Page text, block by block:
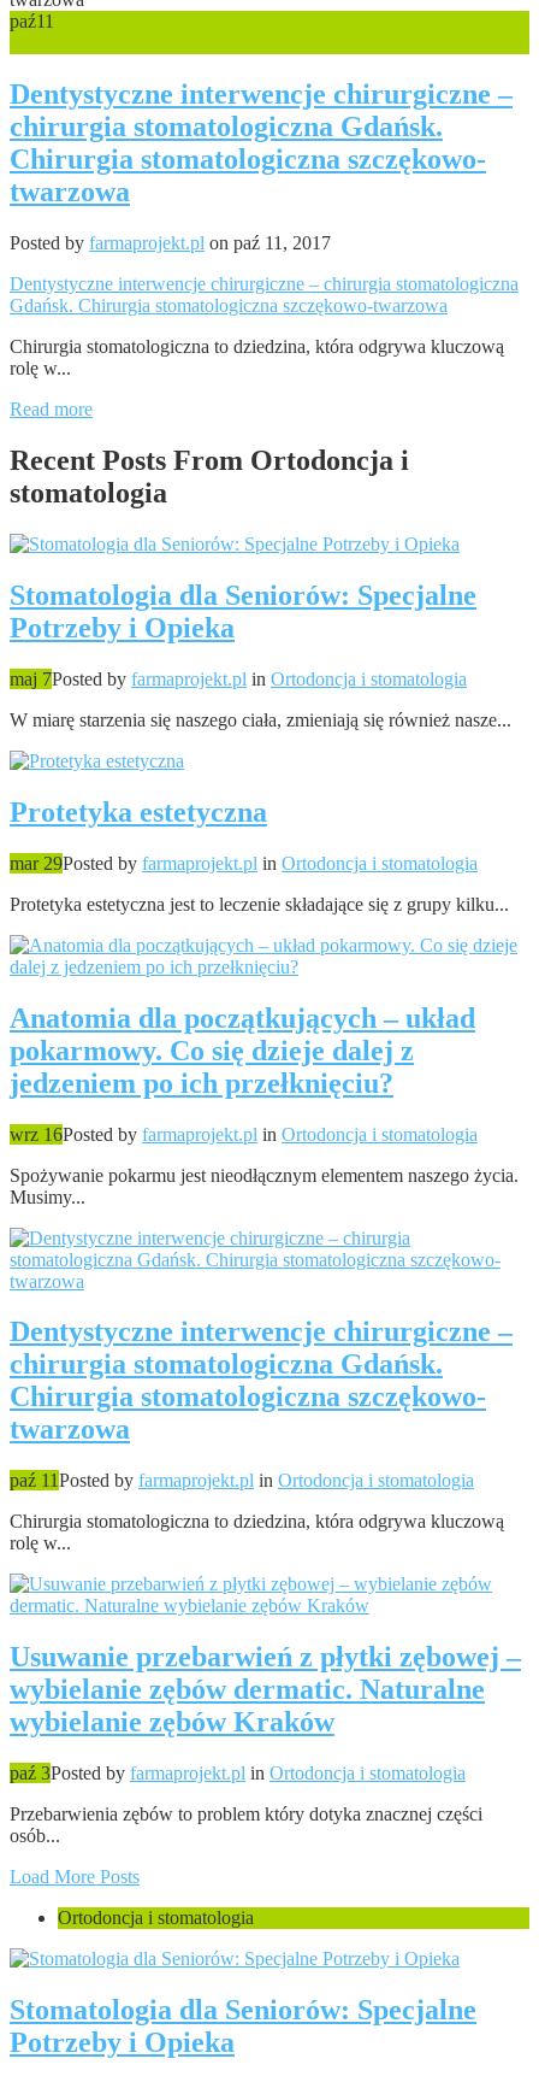
paź11
Dentystyczne interwencje chirurgiczne –
chirurgia stomatologiczna Gdańsk.
Chirurgia stomatologiczna szczękowo-
twarzowa
Posted by farmaprojekt.pl on paź 11, 2017
Dentystyczne interwencje chirurgiczne – chirurgia stomatologiczna
Gdańsk. Chirurgia stomatologiczna szczękowo-twarzowa
Chirurgia stomatologiczna to dziedzina, która odgrywa kluczową
rolę w...
Read more
Recent Posts From Ortodoncja i
stomatologia
Stomatologia dla Seniorów: Specjalne
Potrzeby i Opieka
maj 7Posted by farmaprojekt.pl in Ortodoncja i stomatologia
W miarę starzenia się naszego ciała, zmieniają się również nasze...
Protetyka estetyczna
mar 29Posted by farmaprojekt.pl in Ortodoncja i stomatologia
Protetyka estetyczna jest to leczenie składające się z grupy kilku...
Anatomia dla początkujących – układ
pokarmowy. Co się dzieje dalej z
jedzeniem po ich przełknięciu?
wrz 16Posted by farmaprojekt.pl in Ortodoncja i stomatologia
Spożywanie pokarmu jest nieodłącznym elementem naszego życia.
Musimy...
Dentystyczne interwencje chirurgiczne –
chirurgia stomatologiczna Gdańsk.
Chirurgia stomatologiczna szczękowo-
twarzowa
paź 11Posted by farmaprojekt.pl in Ortodoncja i stomatologia
Chirurgia stomatologiczna to dziedzina, która odgrywa kluczową
rolę w...
Usuwanie przebarwień z płytki zębowej –
wybielanie zębów dermatic. Naturalne
wybielanie zębów Kraków
paź 3Posted by farmaprojekt.pl in Ortodoncja i stomatologia
Przebarwienia zębów to problem który dotyka znacznej części
osób...
Load More Posts
Ortodoncja i stomatologia
Stomatologia dla Seniorów: Specjalne
Potrzeby i Opieka